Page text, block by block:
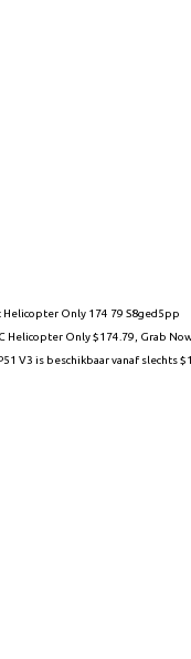
Helicopter Only 174 79 S8ged5pp
Helicopter Only $174.79, Grab
V3 is beschikbaar vanaf